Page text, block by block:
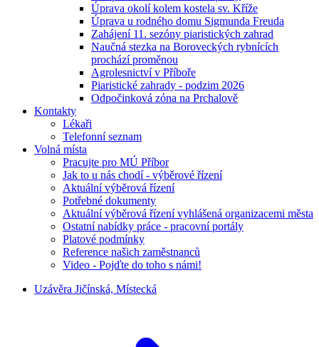
Úprava okolí kolem kostela sv. Kříže
Úprava u rodného domu Sigmunda Freuda
Zahájení 11. sezóny piaristických zahrad
Naučná stezka na Boroveckých rybnících
prochází proměnou
Agrolesnictví v Příboře
Piaristické zahrady - podzim 2026
Odpočinková zóna na Prchalově
Kontakty
Lékaři
Telefonní seznam
Volná místa
Pracujte pro MÚ Příbor
Jak to u nás chodí - výběrové řízení
Aktuální výběrová řízení
Potřebné dokumenty
Aktuální výběrová řízení vyhlášená organizacemi města
Ostatní nabídky práce - pracovní portály
Platové podmínky
Reference našich zaměstnanců
Video - Pojďte do toho s námi!
Uzávěra Jičínská, Místecká